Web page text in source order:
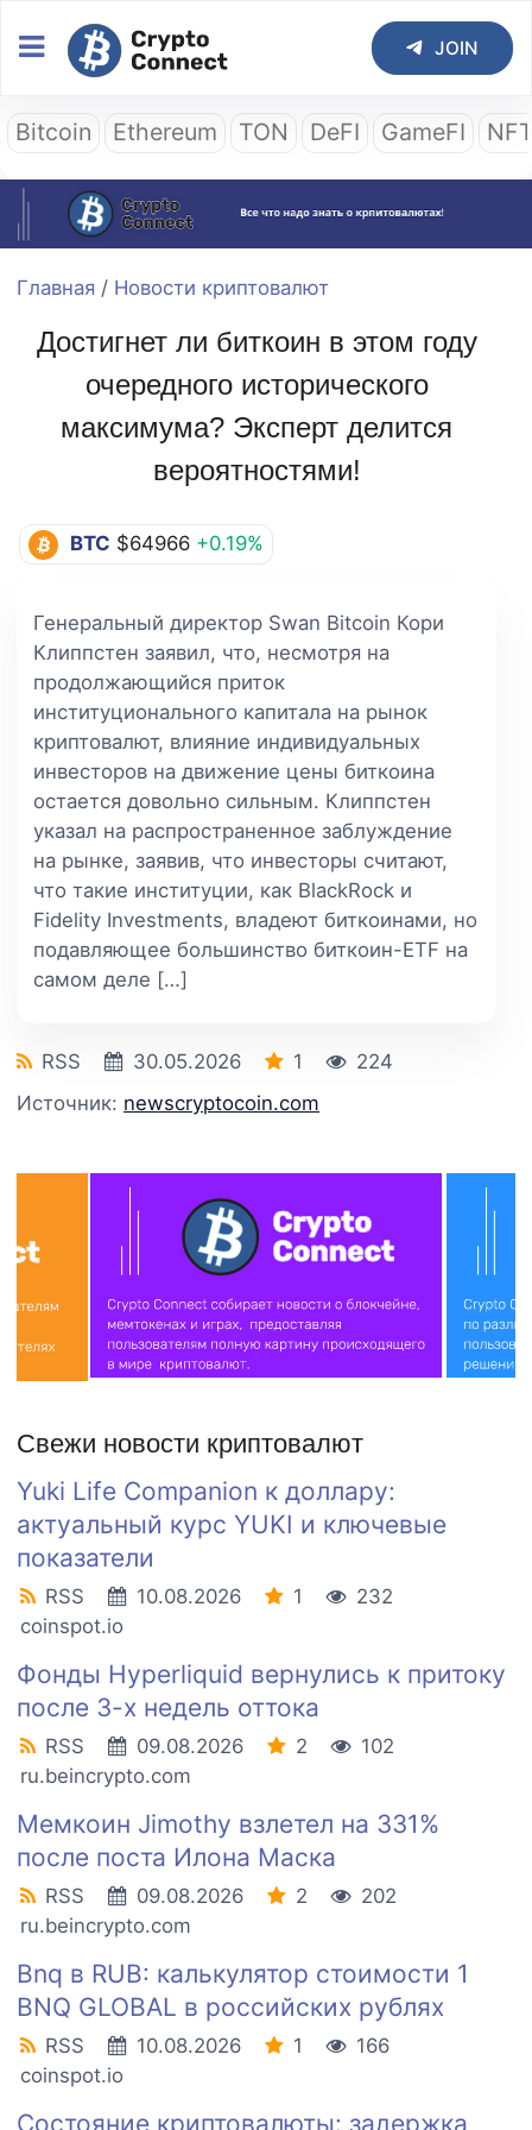
JOIN
Bitcoin Ethereum TON DeFI GameFI
Главная / Новости криптовалют
Достигнет ли биткоин в этом году
очередного исторического
максимума? Эксперт делится
вероятностями!
BTC $64966 +0.19%
Генеральный директор Swan Bitcoin Кори
Клиппстен заявил, что, несмотря на
продолжающийся приток
институционального капитала на рынок
криптовалют, влияние индивидуальных
инвесторов на движение цены биткоина
остается довольно сильным. Клиппстен
указал на распространенное заблуждение
на рынке, заявив, что инвесторы считают,
что такие институции, как BlackRock и
Fidelity Investments, владеют биткоинами, но
подавляющее большинство биткоин-ETF на
самом деле […]
RSS 30.05.2026 1
224
Источник: newscryptocoin.com
Свежи новости криптовалют
Yuki Life Companion к доллару:
актуальный курс YUKI и ключевые
показатели
RSS 10.08.2026 1
232
coinspot.io
Фонды Hyperliquid вернулись к притоку
после 3-х недель оттока
RSS 09.08.2026 2
102
ru.beincrypto.com
Мемкоин Jimothy взлетел на 331%
после поста Илона Маска
RSS 09.08.2026 2
202
ru.beincrypto.com
Bnq в RUB: калькулятор стоимости 1
BNQ GLOBAL в российских рублях
RSS 10.08.2026 1
166
coinspot.io
Состояние криптовалюты: задержка